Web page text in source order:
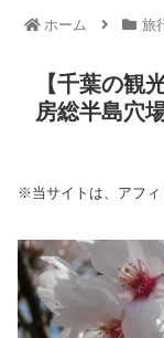
ホーム 旅
【千葉の観
房総半島穴
※当サイトは、アフィ